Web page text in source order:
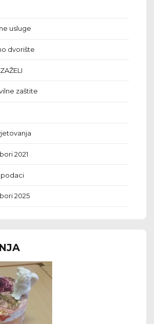
usluge
dvorište
zaštite
2021
2025